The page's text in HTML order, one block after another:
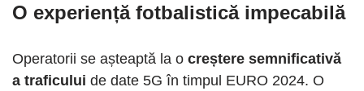
O experiență fotbalistică impecabilă
Operatorii se așteaptă la o creștere semnificativă
a traficului de date 5G în timpul EURO 2024. O